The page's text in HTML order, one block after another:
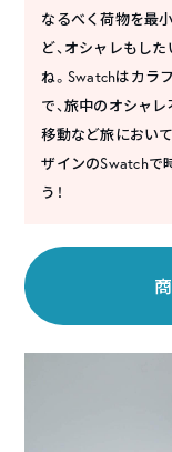
なるべく荷物を最
ど、オシャレもし
ね。Swatchはカラ
で、旅中のオシャ
移動など旅におい
ザインのSwatchで
う！